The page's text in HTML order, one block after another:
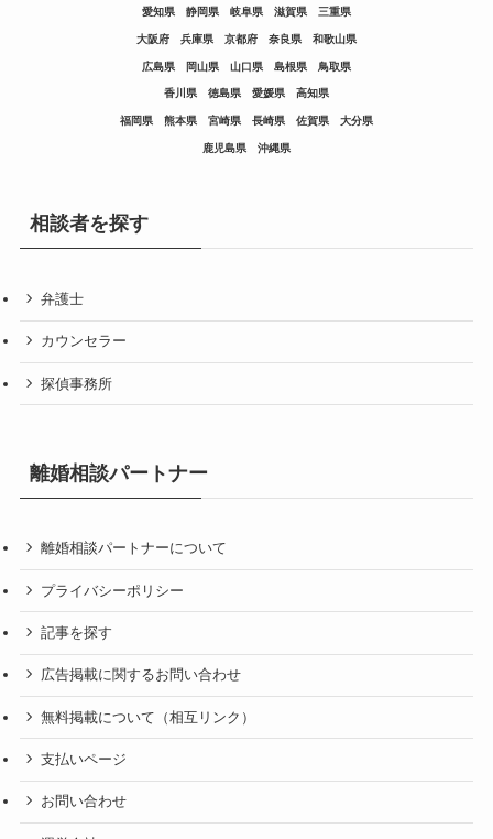
愛知県 静岡県 岐阜県 滋賀県 三重県
大阪府 兵庫県 京都府 奈良県 和歌山県
広島県 岡山県 山口県 島根県 鳥取県
香川県 徳島県 愛媛県 高知県
福岡県 熊本県 宮崎県 長崎県 佐賀県 大分県
鹿児島県 沖縄県
相談者を探す
弁護士
カウンセラー
探偵事務所
離婚相談パートナー
離婚相談パートナーについて
プライバシーポリシー
記事を探す
広告掲載に関するお問い合わせ
無料掲載について（相互リンク）
支払いページ
お問い合わせ